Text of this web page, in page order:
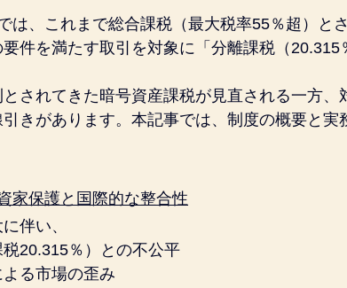
は、これまで総合課税（最大税率55％超）と
件を満たす取引を対象に「分離課税（20.315
されてきた暗号資産課税が見直される一方、
きがあります。本記事では、制度の概要と実
家保護と国際的な整合性
伴い、
20.315％）との不公平
る市場の歪み